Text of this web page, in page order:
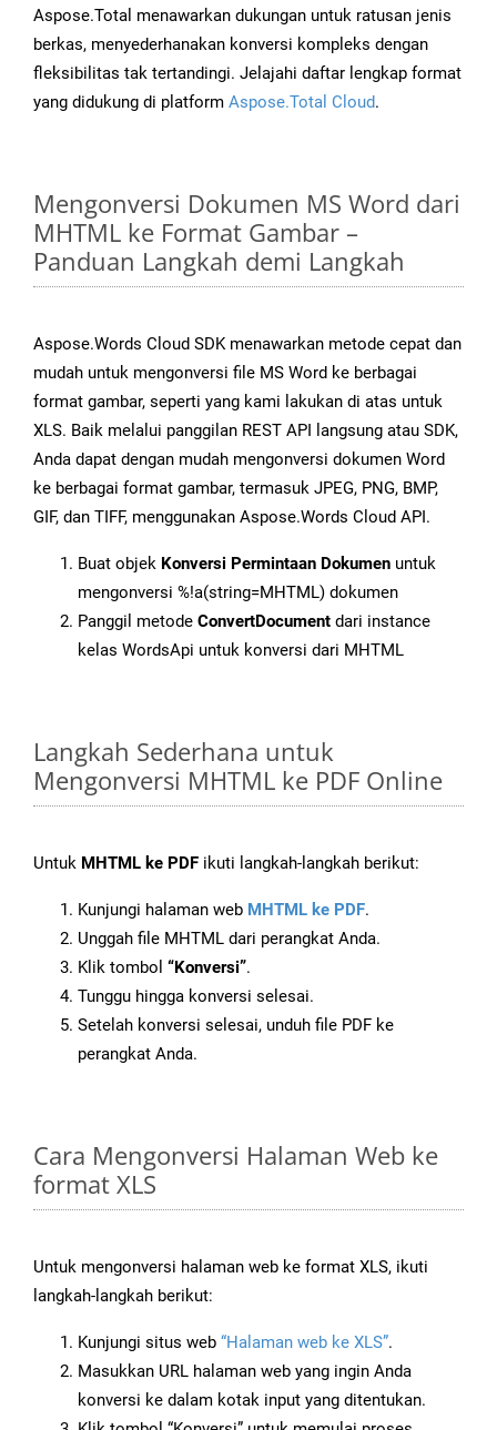
Aspose.Total menawarkan dukungan untuk ratusan jenis
berkas, menyederhanakan konversi kompleks dengan
fleksibilitas tak tertandingi. Jelajahi daftar lengkap format
yang didukung di platform Aspose.Total Cloud.
Mengonversi Dokumen MS Word dari
MHTML ke Format Gambar –
Panduan Langkah demi Langkah
Aspose.Words Cloud SDK menawarkan metode cepat dan
mudah untuk mengonversi file MS Word ke berbagai
format gambar, seperti yang kami lakukan di atas untuk
XLS. Baik melalui panggilan REST API langsung atau SDK,
Anda dapat dengan mudah mengonversi dokumen Word
ke berbagai format gambar, termasuk JPEG, PNG, BMP,
GIF, dan TIFF, menggunakan Aspose.Words Cloud API.
Buat objek Konversi Permintaan Dokumen untuk
mengonversi %!a(string=MHTML) dokumen
Panggil metode ConvertDocument dari instance
kelas WordsApi untuk konversi dari MHTML
Langkah Sederhana untuk
Mengonversi MHTML ke PDF Online
Untuk MHTML ke PDF ikuti langkah-langkah berikut:
Kunjungi halaman web MHTML ke PDF.
Unggah file MHTML dari perangkat Anda.
Klik tombol “Konversi”.
Tunggu hingga konversi selesai.
Setelah konversi selesai, unduh file PDF ke
perangkat Anda.
Cara Mengonversi Halaman Web ke
format XLS
Untuk mengonversi halaman web ke format XLS, ikuti
langkah-langkah berikut:
Kunjungi situs web “Halaman web ke XLS”.
Masukkan URL halaman web yang ingin Anda
konversi ke dalam kotak input yang ditentukan.